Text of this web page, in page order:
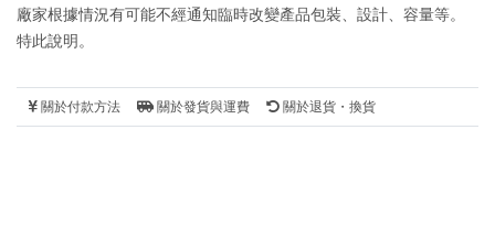
廠家根據情況有可能不經通知臨時改變產品包裝、設計、容量等。
特此說明。
關於付款方法 關於發貨與運費 關於退貨・換貨